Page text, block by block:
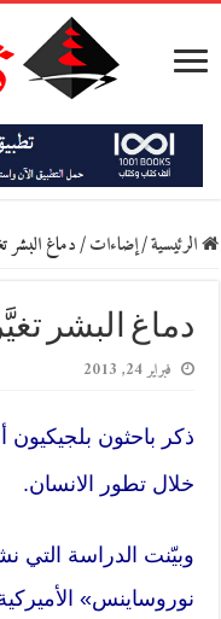
الرئيسية/إضاءات/دماغ البشر
دماغ البشر
فبراير 24, 2013
ذكر باحثون
خلال تطور الانسان.
وبيّنت الدراسة
نوروساينس»